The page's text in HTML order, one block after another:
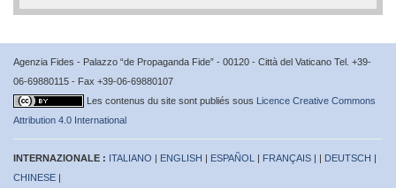
Agenzia Fides - Palazzo “de Propaganda Fide” - 00120 - Città del Vaticano Tel. +39-
06-69880115 - Fax +39-06-69880107
Les contenus du site sont publiés sous Licence Creative Commons
Attribution 4.0 International
INTERNAZIONALE : ITALIANO | ENGLISH | ESPAÑOL | FRANÇAIS | | DEUTSCH |
CHINESE |